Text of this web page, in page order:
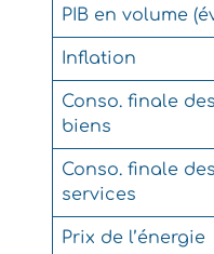
PIB en volume
Inflation
Conso. finale
biens
Conso. finale
services
Prix de l’énergie